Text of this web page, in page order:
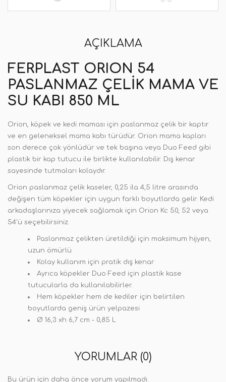
AÇIKLAMA
FERPLAST ORION 54
PASLANMAZ ÇELIK MAMA VE
SU KABI 850 ML
Orion, köpek ve kedi maması için paslanmaz çelik bir kaptır
ve en geleneksel mama kabı türüdür. Orion mama kapları
son derece çok yönlüdür ve tek başına veya Duo Feed gibi
plastik bir kap tutucu ile birlikte kullanılabilir. Dış kenar
sayesinde tutmaları kolaydır.
Orion paslanmaz çelik kaseler, 0,25 ila 4,5 litre arasında
değişen tüm köpekler için uygun farklı boyutlarda gelir. Kedi
arkadaşlarınıza yiyecek sağlamak için Orion Kc 50, 52 veya
54'ü seçebilirsiniz.
Paslanmaz çelikten üretildiği için maksimum hijyen,
uzun ömürlü
Kolay kullanım için pratik dış kenar
Ayrıca köpekler Duo Feed için plastik kase
tutucularla da kullanılabilirler.
Hem köpekler hem de kediler için belirtilen
boyutlarda geniş ürün yelpazesi
Ø 16,3 xh 6,7 cm - 0,85 L
YORUMLAR (0)
Bu ürün için daha önce yorum yapılmadı.